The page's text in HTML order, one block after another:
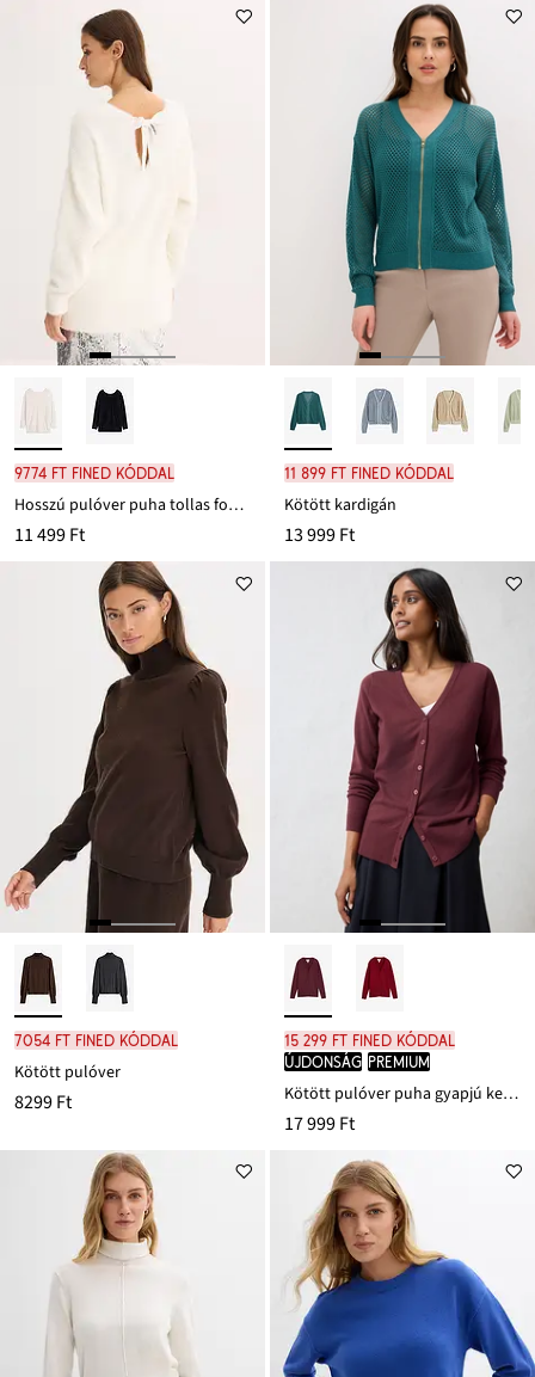
9774 Ft FINED kóddal
Hosszú pulóver puha tollas fonalból
11 499 Ft
11 899 Ft FINED kóddal
Kötött kardigán
13 999 Ft
7054 Ft FINED kóddal
Kötött pulóver
8299 Ft
15 299 Ft FINED kóddal
újdonság PREMIUM
Kötött pulóver puha gyapjú keverékből
17 999 Ft